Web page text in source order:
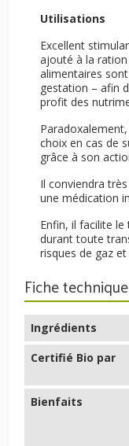
Utilisations
Excellent
ajouté à la
alimentaires
gestation – afin
profit des
choix en cas de
grâce à son
Il conviendra
une médication
Enfin, il facilite
durant toute
risques de gaz
Fiche technique
Ingrédients
Certifié Bio par
Bienfaits